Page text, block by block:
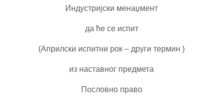
Индустријски менаџмент
да ће се испит
(Априлски испитни рок – други термин )
из наставног предмета
Пословно право